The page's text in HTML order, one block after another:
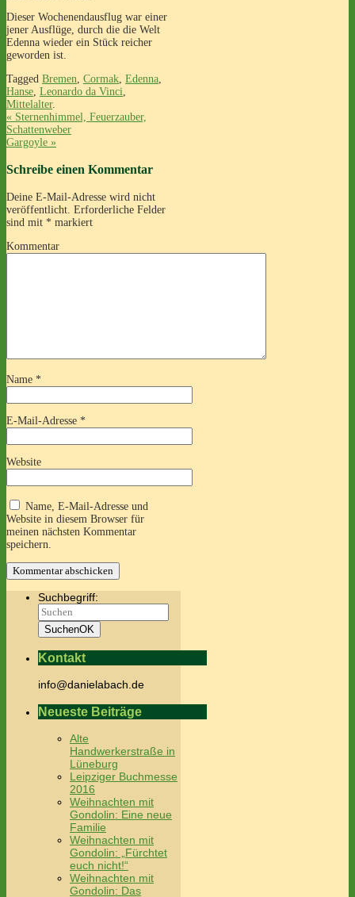
Dieser Wochenendausflug war einer
jener Ausflüge, durch die die Welt
Edenna wieder ein Stück reicher
geworden ist.
Tagged Bremen Cormak Edenna
Hanse Leonardo da Vinci
Mittelalter.
« Sternenhimmel, Feuerzauber,
Schattenweber
Gargoyle »
Schreibe einen Kommentar
Deine E-Mail-Adresse wird nicht
veröffentlicht. Erforderliche Felder
sind mit * markiert
Kommentar
Name *
E-Mail-Adresse *
Website
Name, E-Mail-Adresse und
Website in diesem Browser für
meinen nächsten Kommentar
speichern.
Suchbegriff:
SuchenOK
Kontakt
info@danielabach.de
Neueste Beiträge
Alte
Handwerkerstraße in
Lüneburg
Leipziger Buchmesse
2016
Weihnachten mit
Gondolin: Eine neue
Familie
Weihnachten mit
Gondolin: „Fürchtet
euch nicht!“
Weihnachten mit
Gondolin: Das